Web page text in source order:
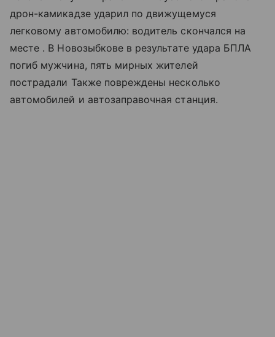
дрон-камикадзе ударил по движущемуся
легковому автомобилю: водитель скончался на
месте . В Новозыбкове в результате удара БПЛА
погиб мужчина, пять мирных жителей
пострадали Также повреждены несколько
автомобилей и автозаправочная станция.